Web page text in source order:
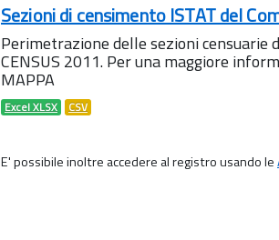
Sezioni di censimento ISTAT del
Perimetrazione delle sezioni
CENSUS 2011. Per una maggiore
MAPPA
Excel XLSX CSV
E' possibile inoltre accedere al registro usando le